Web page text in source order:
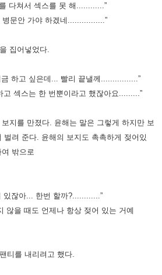
다쳐서 섹스를 못 해............”
문안 가야 하겠네................ ”
집어넣었다.
하고 싶은데... 빨리 끝낼께................”
고 섹스는 한 번뿐이라고 했잖아요.........”
지를 만졌다. 윤해는 말은 그렇게 하지만 보
벌려 준다. 윤해의 보지도 촉촉하게 젖어있
밖으로
있잖아... 한번 할까?............”
않을 때도 언제나 항상 젖어 있는 거예
티를 내리려고 했다.